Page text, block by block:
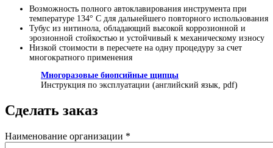
Возможность полного автоклавирования инструмента при
температуре 134° С для дальнейшего повторного использования
Тубус из нитинола, обладающий высокой коррозионной и
эрозионной стойкостью и устойчивый к механическому износу
Низкой стоимости в пересчете на одну процедуру за счет
многократного применения
Многоразовые биопсийные щипцы
Инструкция по эксплуатации (английский язык, pdf)
Сделать заказ
Наименование организации *